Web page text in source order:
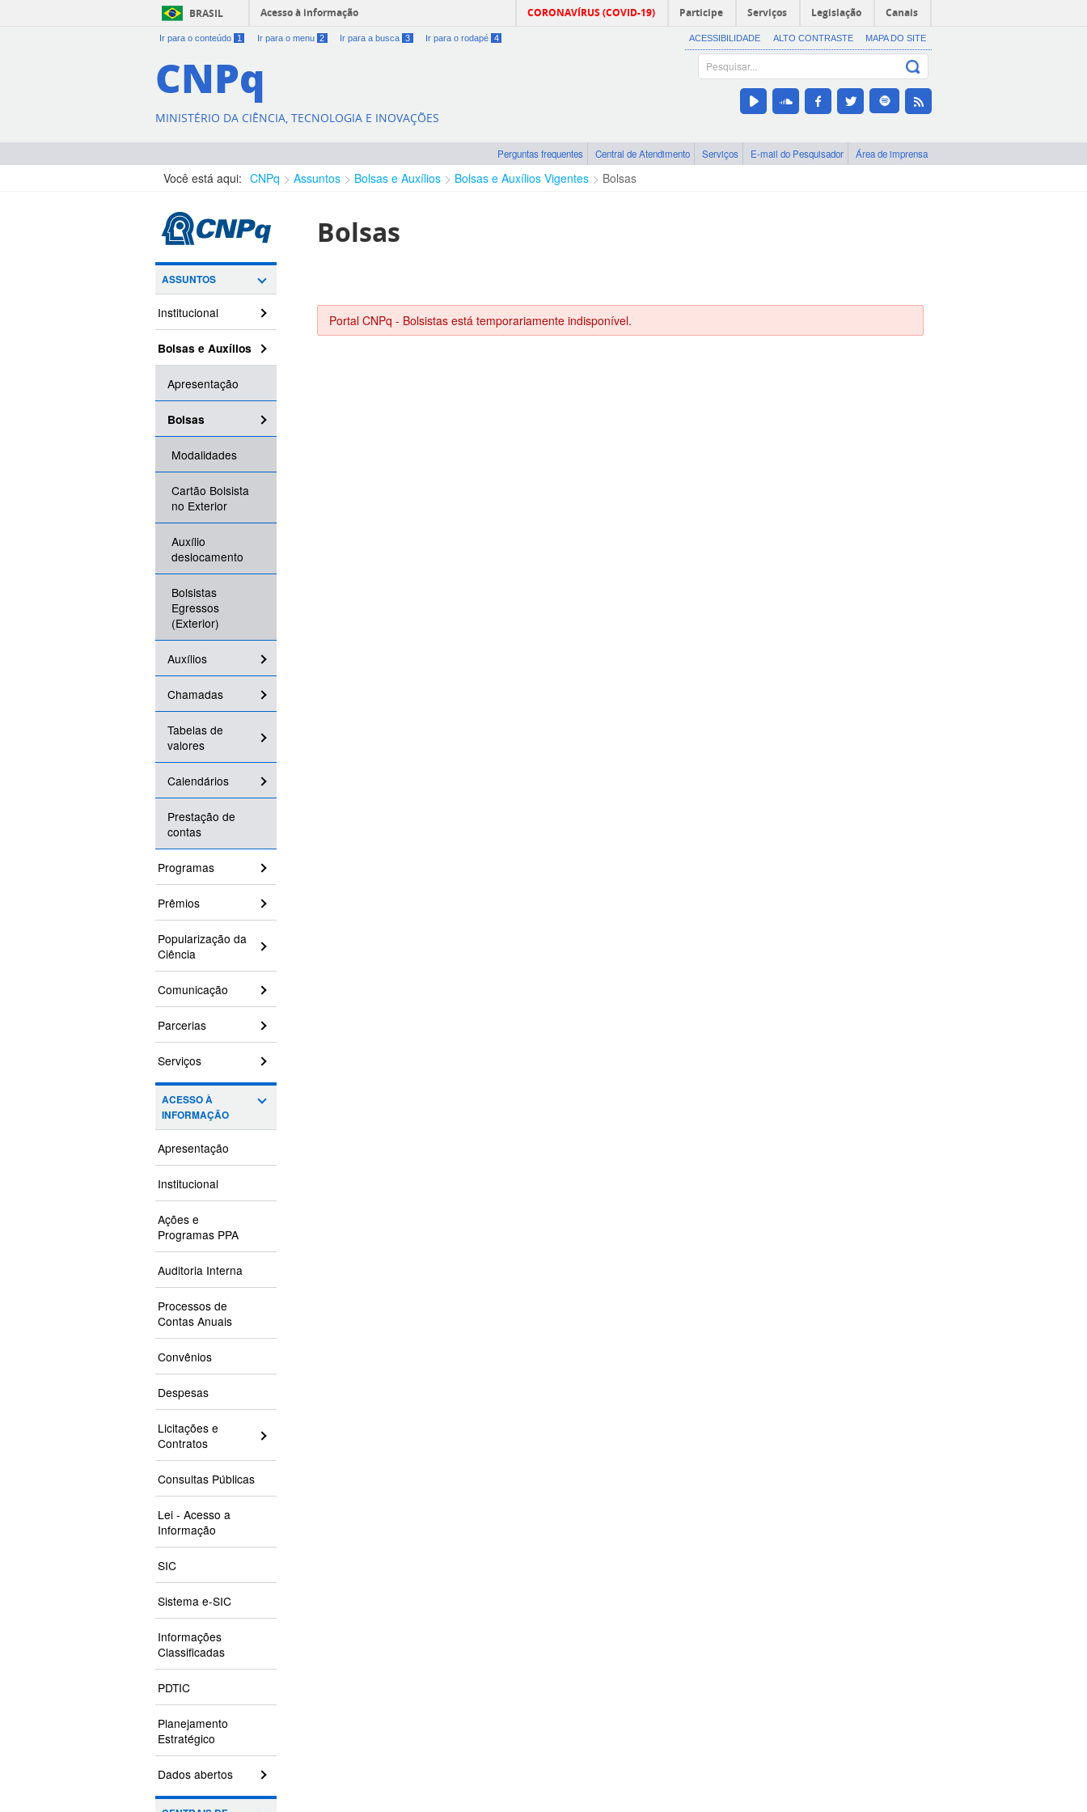
BRASIL Acesso à informação CORONAVÍRUS (COVID-19) Participe Serviços Legislação Canais
Ir para o conteúdo 1 Ir para o menu 2 Ir para a busca 3 Ir para o rodapé 4 ACESSIBILIDADE ALTO CONTRASTE MAPA DO SITE
CNPq
MINISTÉRIO DA CIÊNCIA, TECNOLOGIA E INOVAÇÕES
Perguntas frequentes Central de Atendimento Serviços E-mail do Pesquisador Área de imprensa
Você está aqui: CNPq Assuntos Bolsas e Auxílios Bolsas e Auxílios Vigentes Bolsas
ASSUNTOS
Institucional
Bolsas e Auxílios
Apresentação
Bolsas
Modalidades
Cartão Bolsista
no Exterior
Auxílio
deslocamento
Bolsistas
Egressos
(Exterior)
Auxílios
Chamadas
Tabelas de
valores
Calendários
Prestação de
contas
Programas
Prêmios
Popularização da
Ciência
Comunicação
Parcerias
Serviços
ACESSO À
INFORMAÇÃO
Apresentação
Institucional
Ações e
Programas PPA
Auditoria Interna
Processos de
Contas Anuais
Convênios
Despesas
Licitações e
Contratos
Consultas Públicas
Lei - Acesso a
Informação
SIC
Sistema e-SIC
Informações
Classificadas
PDTIC
Planejamento
Estratégico
Dados abertos
Bolsas
Portal CNPq - Bolsistas está temporariamente indisponível.